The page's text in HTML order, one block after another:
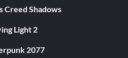
Creed Shadows
Light 2
2077